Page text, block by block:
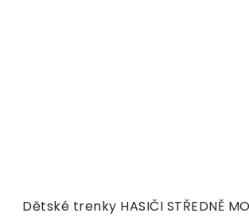
Dětské trenky HASIČI STŘEDNĚ